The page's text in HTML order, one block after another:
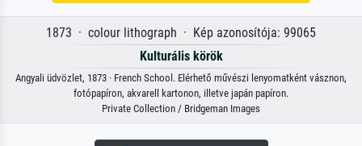
1873 · colour lithograph · Kép azonosítója: 99065
Kulturális körök
Angyali üdvözlet, 1873 · French School. Elérhető művészi lenyomatként vásznon,
fotópapíron, akvarell kartonon, illetve japán papíron.
Private Collection / Bridgeman Images